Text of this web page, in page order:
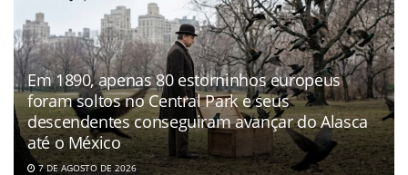
Em 1890, apenas 80 estorninhos europeus
foram soltos no Central Park e seus
descendentes conseguiram avançar do Alasca
até o México
7 DE AGOSTO DE 2026